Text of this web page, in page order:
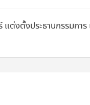
แต่งตั้งประธานกรรมกา